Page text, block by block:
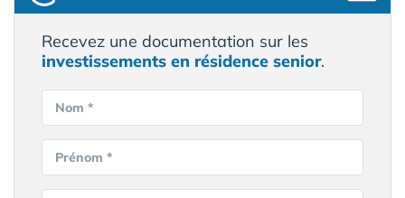
Recevez une documentation sur les
investissements en résidence senior.
Nom *
Prénom *